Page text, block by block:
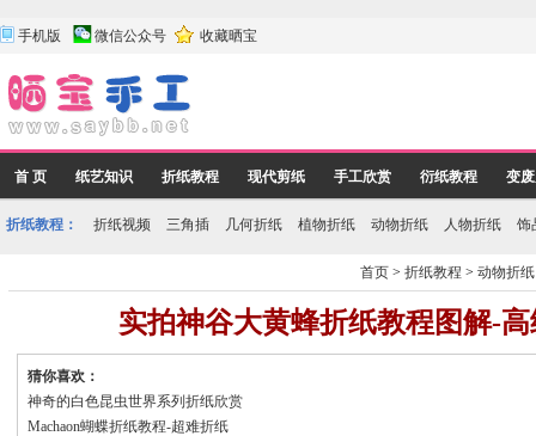
手机版 微信公众号 收藏晒宝
首 页 纸艺知识 折纸教程 现代剪纸 手工欣赏 衍纸教程 变
折纸教程： 折纸视频 三角插 几何折纸 植物折纸 动物折纸 人物折纸 饰
首页 >折纸教程 >动物折纸
实拍神谷大黄蜂折纸教程图解-
猜你喜欢：
神奇的白色昆虫世界系列折纸欣赏
Machaon蝴蝶折纸教程-超难折纸